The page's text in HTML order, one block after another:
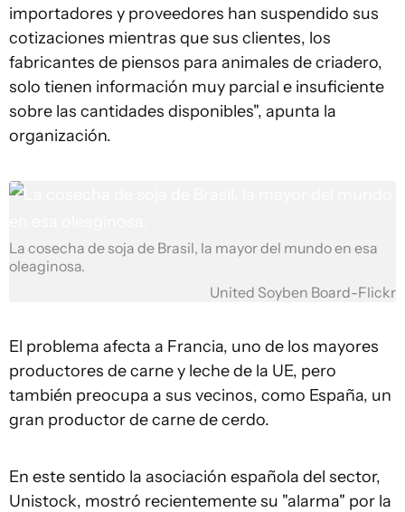
importadores y proveedores han suspendido sus
cotizaciones mientras que sus clientes, los
fabricantes de piensos para animales de criadero,
solo tienen información muy parcial e insuficiente
sobre las cantidades disponibles", apunta la
organización.
La cosecha de soja de Brasil, la mayor del mundo en esa
oleaginosa.
United Soyben Board-Flickr
El problema afecta a Francia, uno de los mayores
productores de carne y leche de la UE, pero
también preocupa a sus vecinos, como España, un
gran productor de carne de cerdo.
En este sentido la asociación española del sector,
Unistock, mostró recientemente su "alarma" por la